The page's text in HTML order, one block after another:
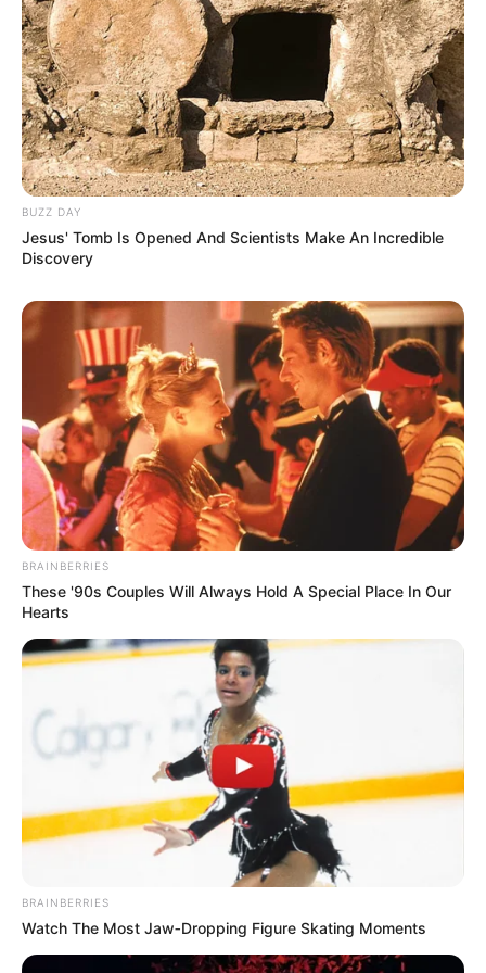
gagnant en 6 chevaux nous n’avons pas d’autre
solution que de faire des choix, ce sera donc notre
regret du jour, cela dit pour venir pimenter les
rapports, et si vous avez les moyens de l’intégrer
dans une combinaison en champ élargi, alors
pourquoi pas…
4 GAZOLINE DU SEUX
GNT ETAPE N°10 en cas de non partant
En cas de non partant de dernière minute ou peut-
être dans l’idée de venir pimenter les rapports dans
ce Tiercé Quarté Quinté voici notre « joker » et
certainement à belle cote pour la course du jour.
6 HIDALGO DES NOES
SUPERENALOTTO N° CHANCE
Les partants en lice pour la victoire au
Tiercé Quinté du jour
BUZZ DAY
Jesus' Tomb Is Opened And Scientists Make An Incredible
Discovery
BRAINBERRIES
These '90s Couples Will Always Hold A Special Place In Our
Hearts
BRAINBERRIES
Watch The Most Jaw‑Dropping Figure Skating Moments